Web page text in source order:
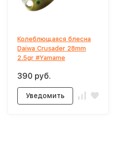
Колеблющаяся блесна
Daiwa Crusader 28mm
2.5gr #Yamame
390 руб.
Уведомить